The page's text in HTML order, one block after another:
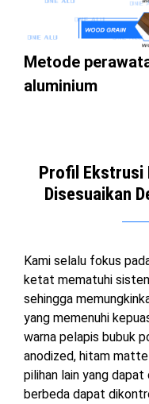
Metode
aluminium
Profil Ekstrusi
Disesuaikan
Kami selalu fokus
ketat mematuhi
sehingga
yang memenuhi
warna pelapis bubuk
anodized, hitam
pilihan lain yang
berbeda dapat